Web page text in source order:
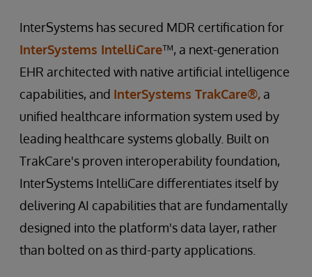
InterSystems has secured MDR certification for
InterSystems IntelliCare™, a next-generation
EHR architected with native artificial intelligence
capabilities, and InterSystems TrakCare®, a
unified healthcare information system used by
leading healthcare systems globally. Built on
TrakCare's proven interoperability foundation,
InterSystems IntelliCare differentiates itself by
delivering AI capabilities that are fundamentally
designed into the platform's data layer, rather
than bolted on as third-party applications.